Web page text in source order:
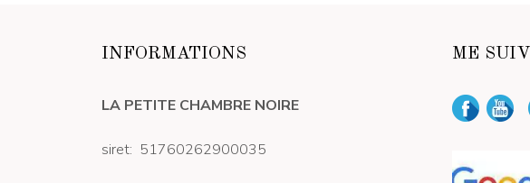
INFORMATIONS
LA PETITE CHAMBRE NOIRE
siret: 51760262900035
ME